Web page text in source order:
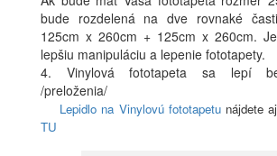
bude rozdelená na dve rovnaké
125cm x 260cm + 125cm x 260cm.
lepšiu manipuláciu a lepenie fototapety.
4. Vinylová fototapeta sa lepí
/preloženia/
Lepidlo na Vinylovú fototapetunájdete
TU